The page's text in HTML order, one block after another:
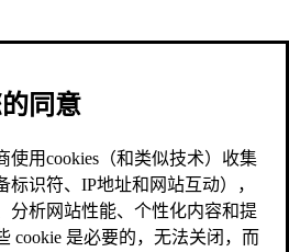
同意
使用cookies（和类似技术）收集
识符、IP地址和网站互动），
分析网站性能、个性化内容和提
cookie 是必要的，无法关闭，而